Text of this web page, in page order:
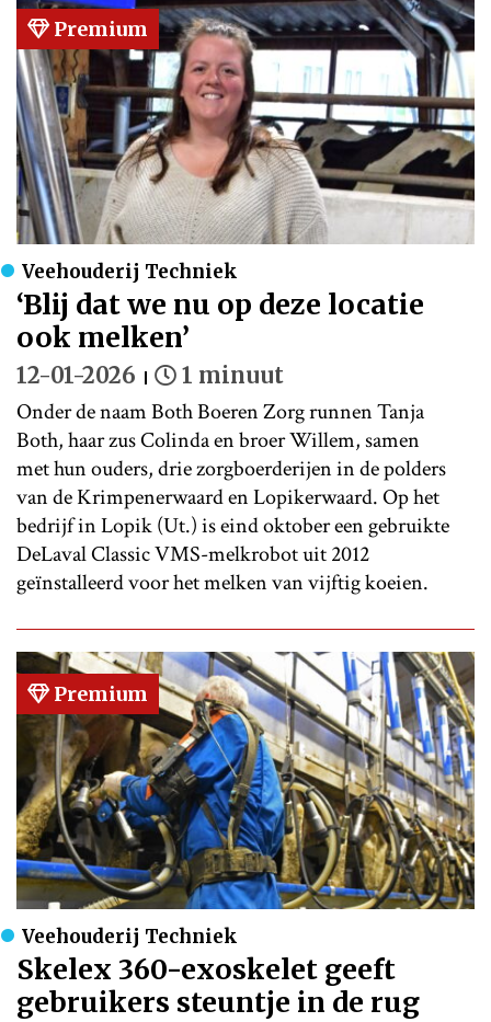
Premium
Veehouderij Techniek
‘Blij dat we nu op deze locatie
ook melken’
12-01-2026 1 minuut
Onder de naam Both Boeren Zorg runnen Tanja
Both, haar zus Colinda en broer Willem, samen
met hun ouders, drie zorgboerderijen in de polders
van de Krimpenerwaard en Lopikerwaard. Op het
bedrijf in Lopik (Ut.) is eind oktober een gebruikte
DeLaval Classic VMS-melkrobot uit 2012
geïnstalleerd voor het melken van vijftig koeien.
Premium
Veehouderij Techniek
Skelex 360-exoskelet geeft
gebruikers steuntje in de rug